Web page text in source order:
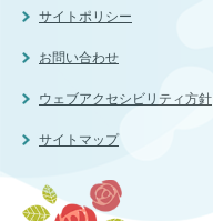
サイトポリシー
お問い合わせ
ウェブアクセシビリティ方針
サイトマップ